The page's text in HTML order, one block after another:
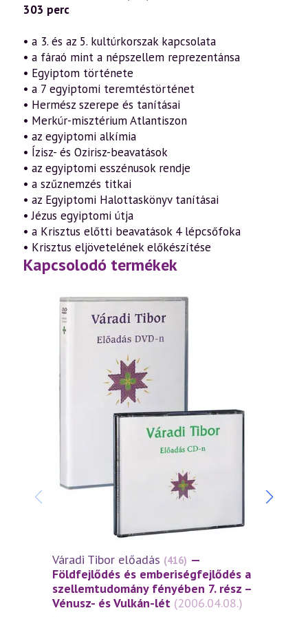
303 perc
• a 3. és az 5. kultúrkorszak kapcsolata
• a fáraó mint a népszellem reprezentánsa
• Egyiptom története
• a 7 egyiptomi teremtéstörténet
• Hermész szerepe és tanításai
• Merkúr-misztérium Atlantiszon
• az egyiptomi alkímia
• Ízisz- és Ozirisz-beavatások
• az egyiptomi esszénusok rendje
• a szűznemzés titkai
• az Egyiptomi Halottaskönyv tanításai
• Jézus egyiptomi útja
• a Krisztus előtti beavatások 4 lépcsőfoka
• Krisztus eljövetelének előkészítése
Kapcsolodó termékek
Váradi Tibor előadás (416) —
Földfejlődés és emberiségfejlődés a
szellemtudomány fényében 7. rész –
Vénusz- és Vulkán-lét (2006.04.08.)